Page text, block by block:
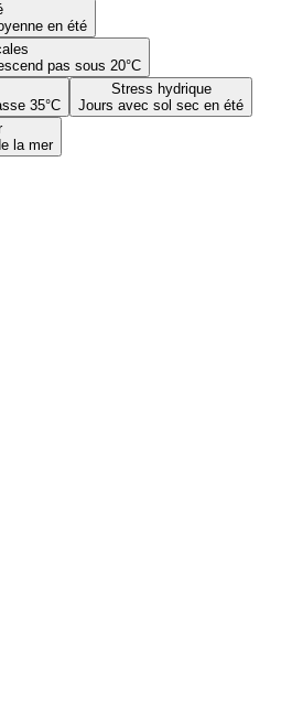
en été
pas sous 20°C
35°C
Stress hydrique
Jours avec sol sec en été
la mer